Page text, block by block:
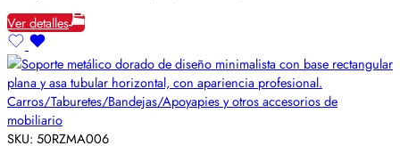
Ver detalles
Carros/Taburetes/Bandejas/Apoyapies y otros accesorios de
mobiliario
SKU: 50RZMA006